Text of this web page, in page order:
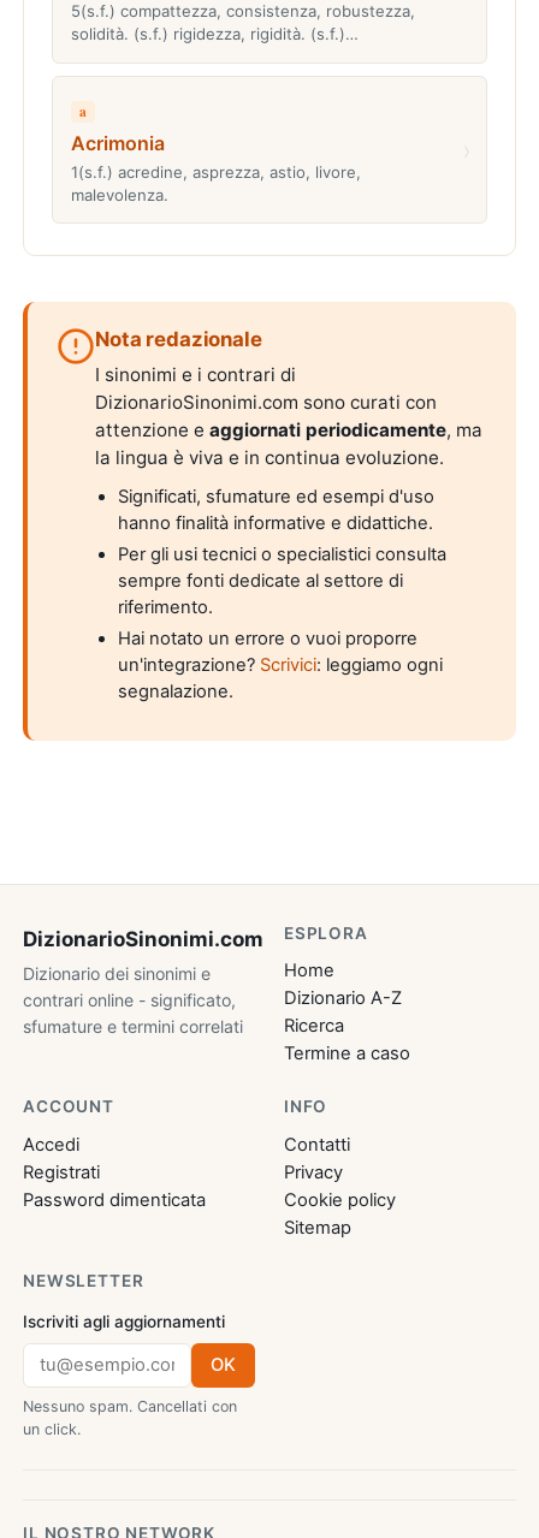
5(s.f.) compattezza, consistenza, robustezza,
solidità. (s.f.) rigidezza, rigidità. (s.f.)…
a
Acrimonia
1(s.f.) acredine, asprezza, astio, livore,
malevolenza.
Nota redazionale
I sinonimi e i contrari di
DizionarioSinonimi.com sono curati con
attenzione eaggiornati periodicamente, ma
la lingua è viva e in continua evoluzione.
Significati, sfumature ed esempi d'uso
hanno finalità informative e didattiche.
Per gli usi tecnici o specialistici consulta
sempre fonti dedicate al settore di
riferimento.
Hai notato un errore o vuoi proporre
un'integrazione? Scrivici: leggiamo ogni
segnalazione.
DizionarioSinonimi.com
Dizionario dei sinonimi e
contrari online - significato,
sfumature e termini correlati
ESPLORA
Home
Dizionario A-Z
Ricerca
Termine a caso
ACCOUNT
Accedi
Registrati
Password dimenticata
INFO
Contatti
Privacy
Cookie policy
Sitemap
NEWSLETTER
Iscriviti agli aggiornamenti
OK
Nessuno spam. Cancellati con
un click.
IL NOSTRO NETWORK